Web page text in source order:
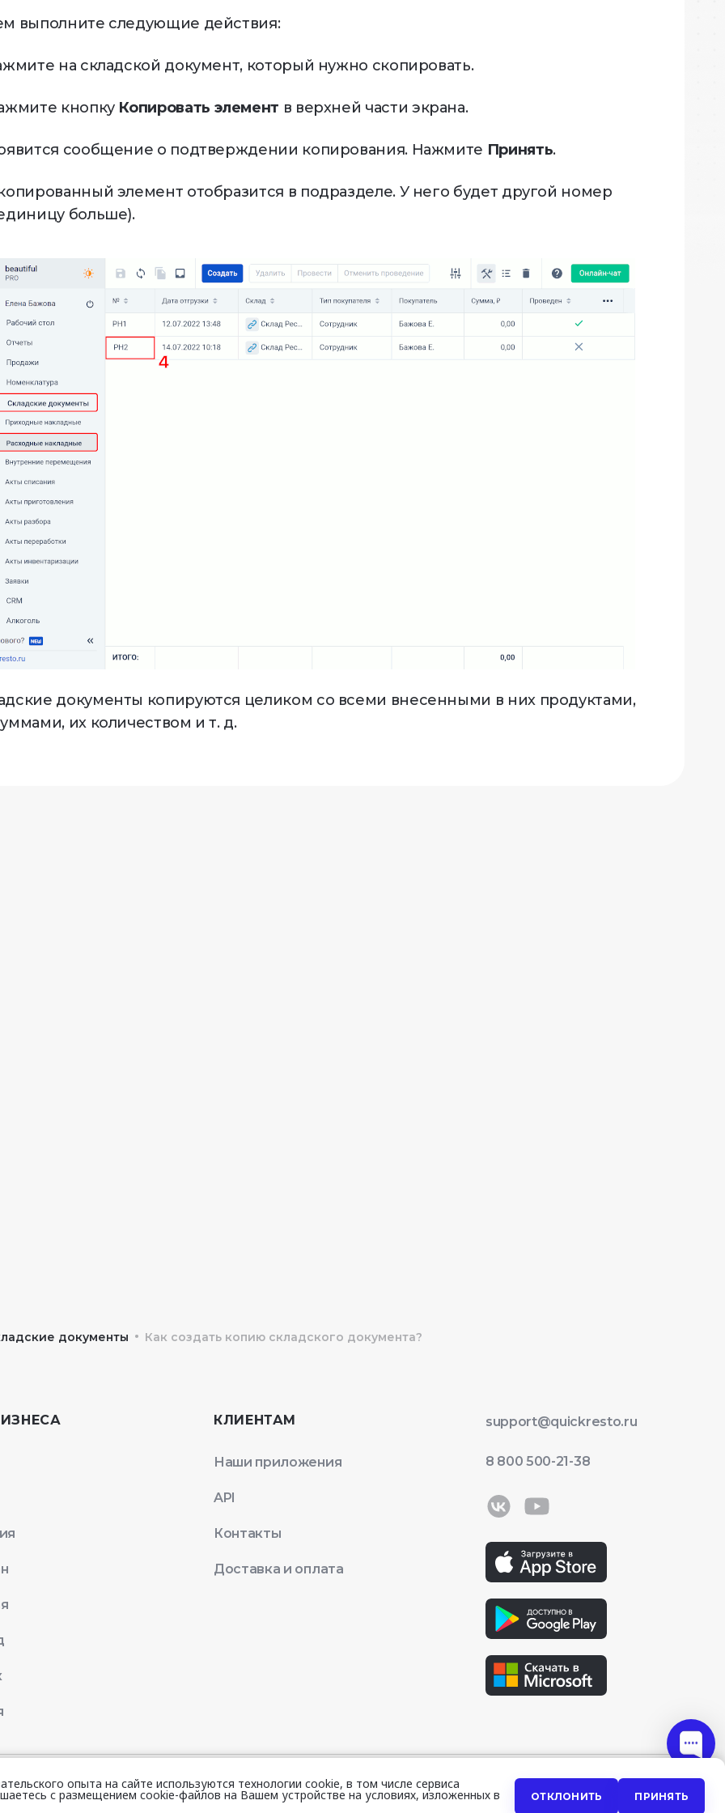
лояльности,
решения на основе
франшизой
выполните следующие действия:
на складской документ, который нужно скопировать.
кнопку Копировать элемент в верхней части экрана.
сообщение о подтверждении копирования. Нажмите Принять.
элемент отобразится в подразделе. У него будет другой номер
больше).
документы копируются целиком со всеми внесенными в них продуктами,
их количеством и т. д.
документы • Как создать копию складского документа?
опыта на сайте используются технологии cookie, в том числе сервиса
с размещением cookie-файлов на Вашем устройстве на условиях, изложенных в ОТКЛОНИТЬ ПРИНЯТЬ
КЛИЕНТАМ
Наши приложения
API
Контакты
Доставка и оплата
support@quickresto.ru
8 800 500-21-38
Политика конфиденциальности